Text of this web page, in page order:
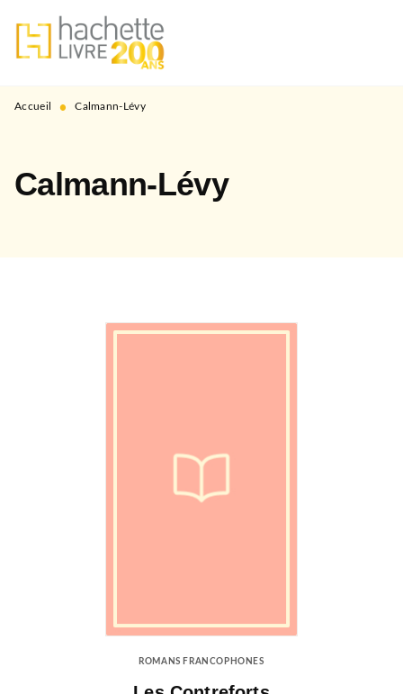
MENU RECHERCHE
PIED DE PAGE
Accueil • Calmann-Lévy
Calmann-Lévy
ROMANS FRANCOPHONES